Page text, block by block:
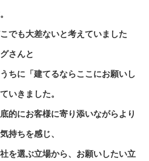
でも大差ないと考えていました
さんと
ちに「建てるならここにお願いし
いきました。
的にお客様に寄り添いながらより
持ちを感じ、
を選ぶ立場から、お願いしたい立